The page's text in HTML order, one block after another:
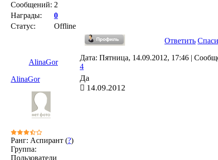
Сообщений: 2
Награды:
0
Статус:
Offline
Ответить
AlinaGor
Дата: Пятница, 14.09.2012, 17:46 |
4
AlinaGor
Ранг: Аспирант (?)
Группа:
Пользователи
Да
14.09.2012